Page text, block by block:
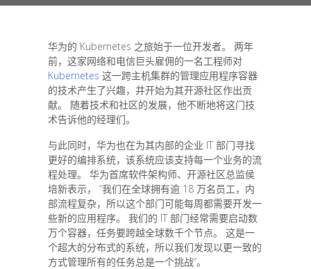
华为的 Kubernetes 之旅始于一位开发者。 两年
前，这家网络和电信巨头雇佣的一名工程师对
Kubernetes 这一跨主机集群的管理应用程序容器
的技术产生了兴趣，并开始为其开源社区作出贡
献。 随着技术和社区的发展，他不断地将这门技
术告诉他的经理们。
与此同时，华为也在为其内部的企业 IT 部门寻找
更好的编排系统，该系统应该支持每一个业务的流
程处理。 华为首席软件架构师、开源社区总监侯
培新表示， “我们在全球拥有逾 18 万名员工，内
部流程复杂，所以这个部门可能每周都需要开发一
些新的应用程序。 我们的 IT 部门经常需要启动数
万个容器，任务要跨越全球数千个节点。 这是一
个超大的分布式的系统，所以我们发现以更一致的
方式管理所有的任务总是一个挑战”。